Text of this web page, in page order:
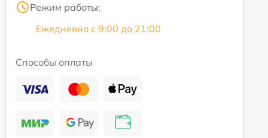
Режим работы:
Ежедневно с 9:00 до 21:00
Способы оплаты